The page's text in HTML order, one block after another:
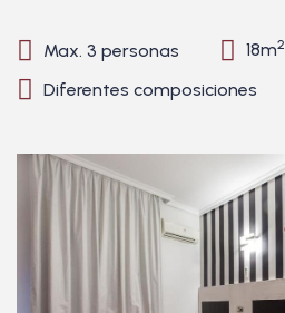
Max. 3 personas 18m2
Diferentes composiciones